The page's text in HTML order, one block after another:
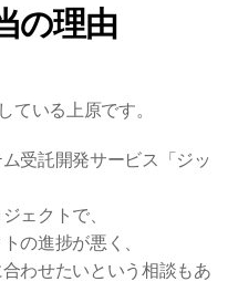
の理由
いる上原です。
受託開発サービス「ジッ
ェクトで、
の進捗が悪く、
わせたいという相談もあ